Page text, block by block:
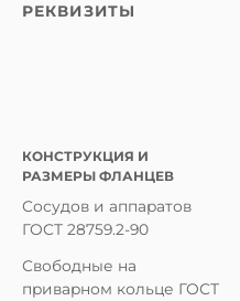
РЕКВИЗИТЫ
КОНСТРУКЦИЯ И
РАЗМЕРЫ ФЛАНЦЕВ
Сосудов и аппаратов
ГОСТ 28759.2-90
Свободные на
приварном кольце ГОСТ